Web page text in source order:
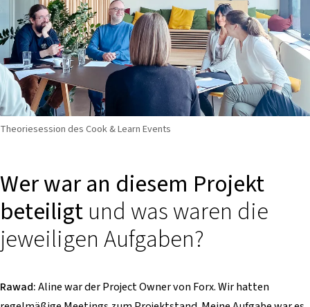
Theoriesession des Cook & Learn Events
Wer war an diesem Projekt
beteiligt und was waren die
jeweiligen Aufgaben?
Rawad:Aline war der Project Owner von Forx. Wir hatten